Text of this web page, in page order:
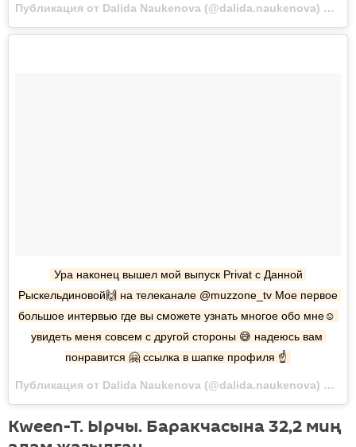
Публикация от Dalida Naukenova (@dalida.naukenova) Сен 24 2017 в 12:58 PDT
Ура наконец вышел мой выпуск Privat с Данной
Рыскельдиновой🙌 на телеканале @muzzone_tv Мое первое
большое интервью где вы сможете узнать многое обо мне☺️
увидеть меня совсем с другой стороны 😅 надеюсь вам
понравится 🤗 ссылка в шапке профиля ☝️
Публикация от Dalida Naukenova (@dalida.naukenova) Сен 14 2017 в 9:17 PDT
Kween-T. Ырчы. Баракчасына 32,2 миң